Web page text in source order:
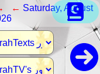
← Saturday, August